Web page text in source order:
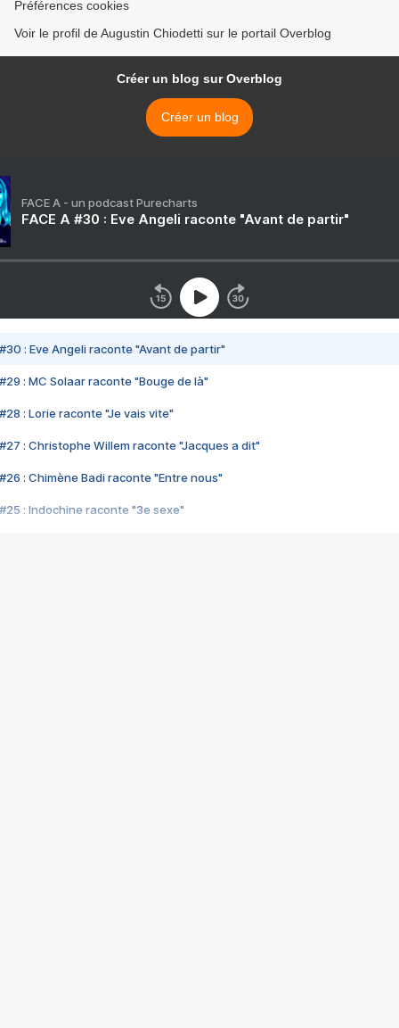
Préférences cookies
Voir le profil de Augustin Chiodetti sur le portail Overblog
Créer un blog sur Overblog
Créer un blog
FACE A - un podcast Purecharts
FACE A #30 : Eve Angeli raconte "Avant de partir"
#30 : Eve Angeli raconte "Avant de partir"
#29 : MC Solaar raconte "Bouge de là"
#28 : Lorie raconte "Je vais vite"
#27 : Christophe Willem raconte "Jacques a dit"
#26 : Chimène Badi raconte "Entre nous"
#25 : Indochine raconte "3e sexe"